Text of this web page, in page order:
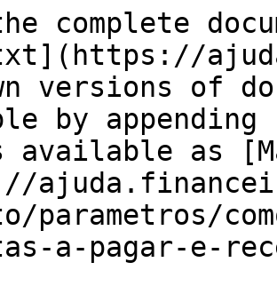
complete
versions of
by
available as
parametros/
a-pagar-e-